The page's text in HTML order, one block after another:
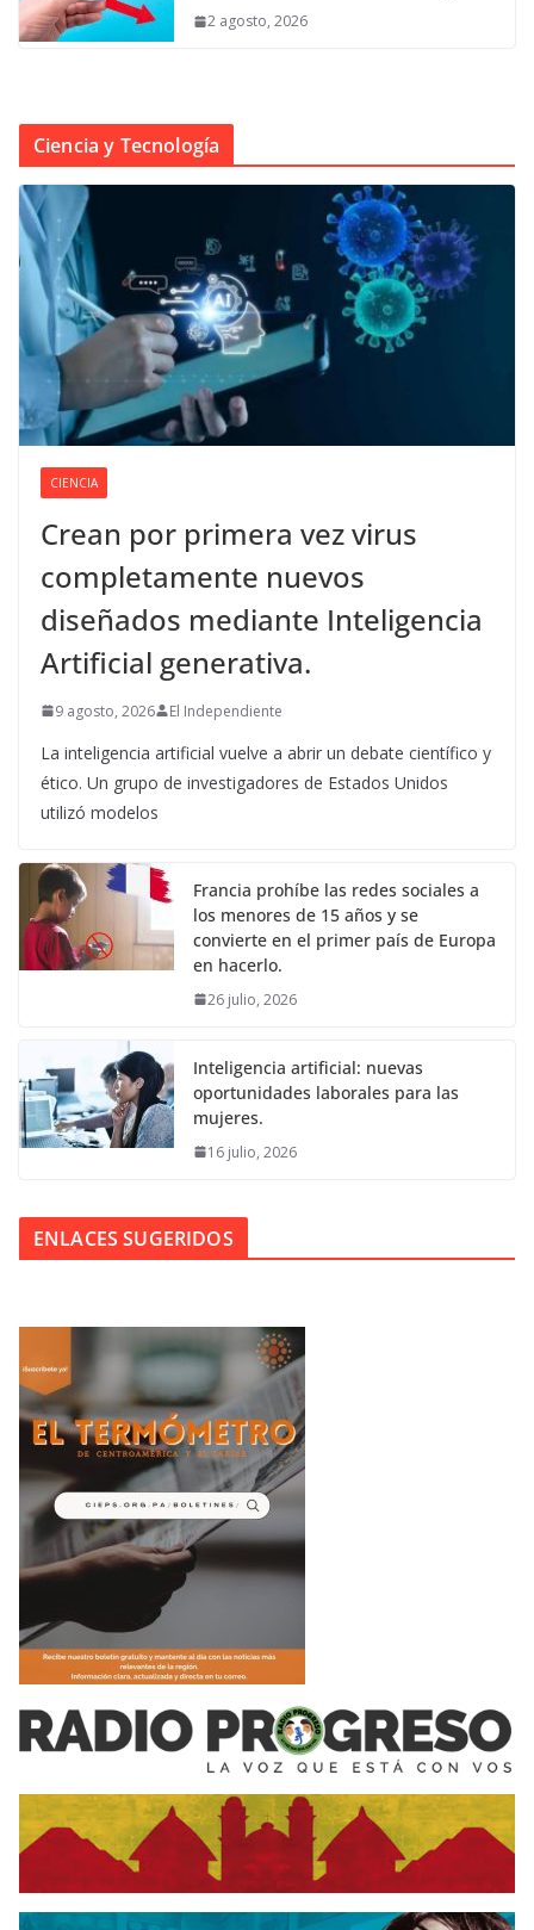
2 agosto, 2026
Ciencia y Tecnología
CIENCIA
Crean por primera vez virus
completamente nuevos
diseñados mediante Inteligencia
Artificial generativa.
9 agosto, 2026 El Independiente
La inteligencia artificial vuelve a abrir un debate científico y
ético. Un grupo de investigadores de Estados Unidos
utilizó modelos
Francia prohíbe las redes sociales a
los menores de 15 años y se
convierte en el primer país de Europa
en hacerlo.
26 julio, 2026
Inteligencia artificial: nuevas
oportunidades laborales para las
mujeres.
16 julio, 2026
ENLACES SUGERIDOS